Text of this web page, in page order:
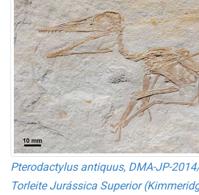
Pterodactylus antiquus, DMA-JP-
Torleite Jurássica Superior